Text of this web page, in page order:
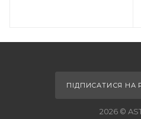
ПІДПИСАТИСЯ НА
2026 ©